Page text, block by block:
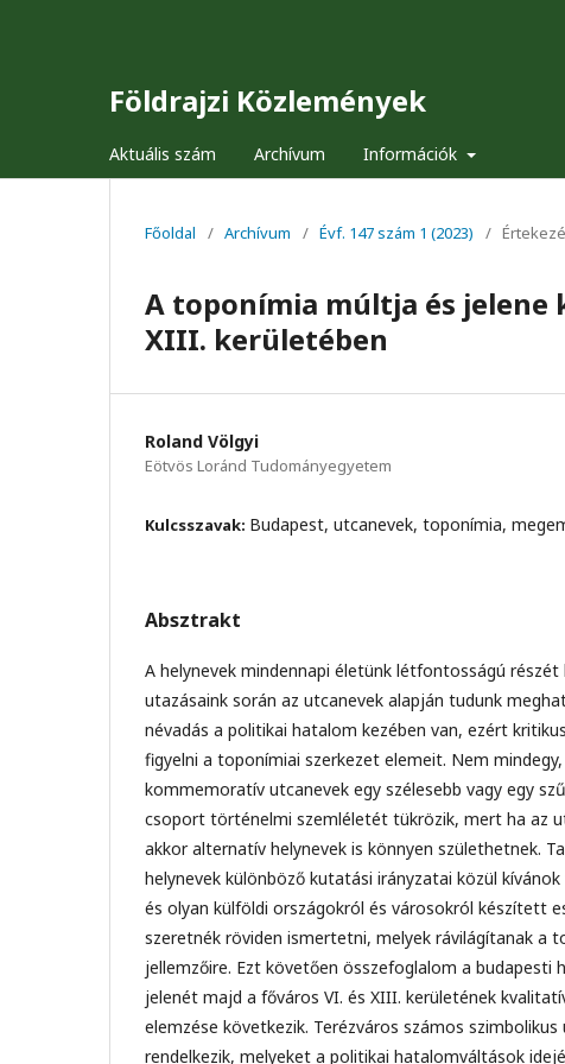
Földrajzi Közlemények
Aktuális szám Archívum Információk
Főoldal / Archívum / Évf. 147 szám 1 (2023) /
A toponímia múltja és
XIII. kerületében
Roland Völgyi
Eötvös Loránd Tudományegyetem
Kulcsszavak: Budapest, utcanevek, toponímia,
Absztrakt
A helynevek mindennapi életünk létfontosságú részét
utazásaink során az utcanevek alapján tudunk
névadás a politikai hatalom kezében van, ezért
figyelni a toponímiai szerkezet elemeit. Nem
kommemoratív utcanevek egy szélesebb vagy egy
csoport történelmi szemléletét tükrözik, mert ha az
akkor alternatív helynevek is könnyen születhetnek.
helynevek különböző kutatási irányzatai közül
és olyan külföldi országokról és városokról készített
szeretnék röviden ismertetni, melyek rávilágítanak a
jellemzőire. Ezt követően összefoglalom a budapesti
jelenét majd a főváros VI. és XIII. kerületének
elemzése következik. Terézváros számos szimbolikus
rendelkezik, melyeket a politikai hatalomváltások